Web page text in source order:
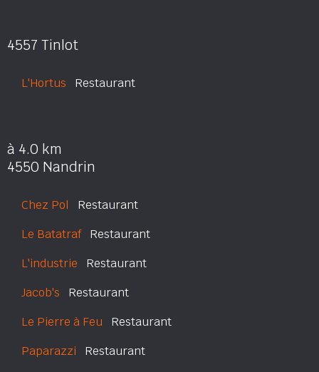
4557 Tinlot
L'Hortus Restaurant
à 4.0 km
4550 Nandrin
Chez Pol Restaurant
Le BatatrafRestaurant
L'industrie Restaurant
Jacob's Restaurant
Le Pierre à Feu Restaurant
Paparazzi Restaurant